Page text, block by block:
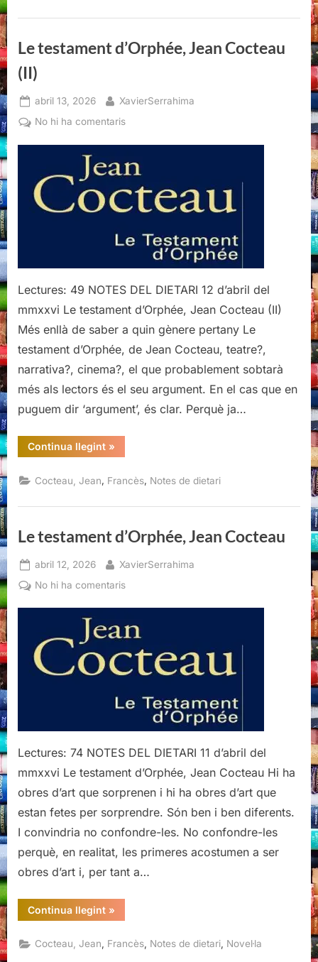
Le testament d’Orphée, Jean Cocteau
(II)
Posted
on
abril 13, 2026 By
XavierSerrahima
No hi ha comentarisa
d’Orphée,
Jean
Cocteau
Lectures: 49 NOTES DEL DIETARI 12 d’abril del
mmxxvi Le testament d’Orphée, Jean Cocteau (II)
Més enllà de saber a quin gènere pertany Le
testament d’Orphée, de Jean Cocteau, teatre?,
narrativa?, cinema?, el que probablement sobtarà
més als lectors és el seu argument. En el cas que en
puguem dir ‘argument’, és clar. Perquè ja…
Continua llegint“Le
testament
Jean
Cocteau
»
Cocteau, Jean Francès Notes de dietari
Le testament d’Orphée, Jean Cocteau
Posted
on
abril 12, 2026 By
XavierSerrahima
No hi ha comentarisa
d’Orphée,
Jean
Cocteau
Lectures: 74 NOTES DEL DIETARI 11 d’abril del
mmxxvi Le testament d’Orphée, Jean Cocteau Hi ha
obres d’art que sorprenen i hi ha obres d’art que
estan fetes per sorprendre. Són ben i ben diferents.
I convindria no confondre-les. No confondre-les
perquè, en realitat, les primeres acostumen a ser
obres d’art i, per tant a…
Continua llegint“Le
testament
Jean
Cocteau”
»
Cocteau, Jean Francès Notes de dietari Novel·la